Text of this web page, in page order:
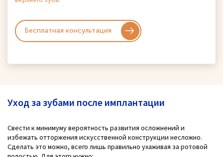
Бесплатная консультация
Уход за зубами после имплантации
Свести к минимуму вероятность развития осложнений и
избежать отторжения искусственной конструкции несложно.
Сделать это можно, всего лишь правильно ухаживая за ротовой